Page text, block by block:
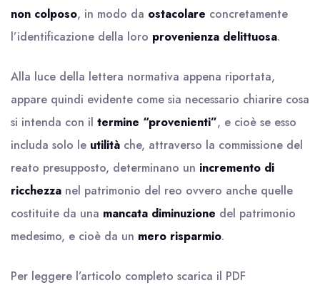
non colposo, in modo da ostacolare concretamente
l’identificazione della loro provenienza delittuosa.
Alla luce della lettera normativa appena riportata,
appare quindi evidente come sia necessario chiarire cosa
si intenda con il termine “provenienti”, e cioè se esso
includa solo le utilità che, attraverso la commissione del
reato presupposto, determinano un incremento di
ricchezza nel patrimonio del reo ovvero anche quelle
costituite da una mancata diminuzione del patrimonio
medesimo, e cioè da un mero risparmio.
Per leggere l’articolo completo scarica il PDF